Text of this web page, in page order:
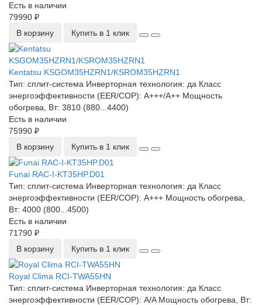
Есть в наличии
79990 ₽
В корзину
Купить в 1 клик
Kentatsu KSGOM35HZRN1/KSROM35HZRN1
Тип: сплит-система Инверторная технология: да Класс
энергоэффективности (EER/COP): A+++/A++ Мощность
обогрева, Вт: 3810 (880...4400)
Есть в наличии
75990 ₽
В корзину
Купить в 1 клик
Funai RAC-I-KT35HP.D01
Тип: сплит-система Инверторная технология: да Класс
энергоэффективности (EER/COP): A+++ Мощность обогрева,
Вт: 4000 (800...4500)
Есть в наличии
71790 ₽
В корзину
Купить в 1 клик
Royal Clima RCI-TWA55HN
Тип: сплит-система Инверторная технология: да Класс
энергоэффективности (EER/COP): A/AМощность обогрева, Вт: